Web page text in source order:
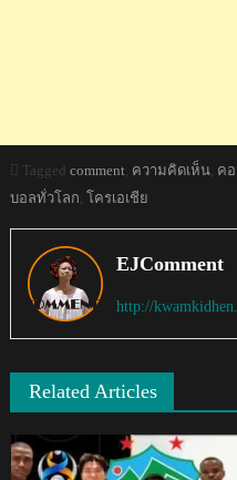
Tagged comment, ความคิดเห็น, ค
บอลทั่วโลก, โครเอเชีย
EJComment
http://
Related Articles